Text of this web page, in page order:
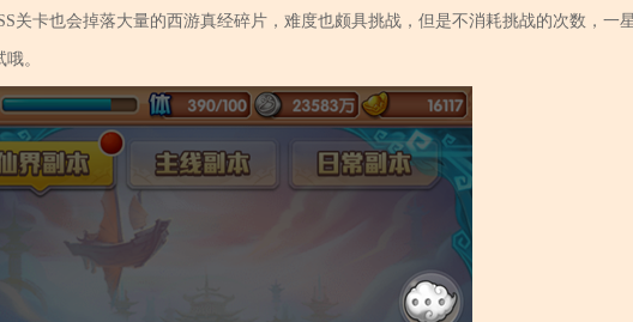
关卡也会掉落大量的西游真经碎片，难度也颇具挑战，但是不消耗挑战的次数，一
。